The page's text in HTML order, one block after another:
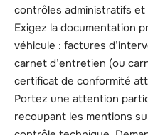
contrôles administratifs
Exigez la documentation
véhicule : factures
carnet d’entretien (ou
certificat de conformité
Portez une attention
recoupant les mentions